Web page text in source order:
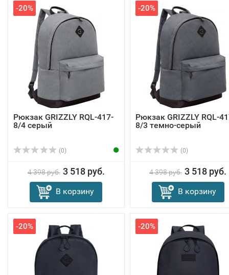
-20%
Рюкзак GRIZZLY RQL-417-
8/4 серый
(0)
4 398 руб. 3 518 руб.
В корзину
-20%
Рюкзак GRIZZLY RQL-
8/3 темно-серый
(0)
4 398 руб. 3 518 руб.
В корзину
-20% -20%